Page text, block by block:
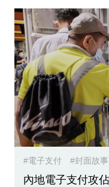
#電子支付 #封面故事
內地電子支付攻